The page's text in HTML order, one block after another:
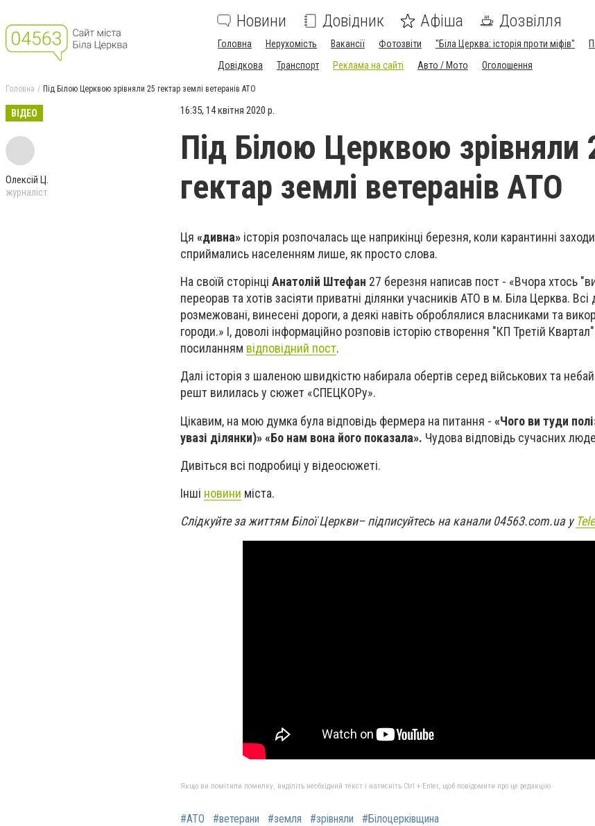
Новини Довідник Афіша Дозвілля
Головна Нерухомість Вакансії Фотозвіти "Біла Церква: історія проти міфів"
Довідкова
Транспорт Реклама на сайті Авто / Мото Оголошення
Головна Під Білою Церквою зрівняли 25 гектар землі ветеранів АТО
ВІДЕО
Олексій Ц.
журналіст
16:35, 14 квітня 2020 р.
Під Білою Церквою зрівняли
гектар землі ветеранів АТО
Ця «дивна» історія розпочалась ще наприкінці березня, коли карантинні
сприймались населенням лише, як просто слова.
На своїй сторінці Анатолій Штефан 27 березня написав пост - «Вчора хтось
переорав та хотів засіяти приватні ділянки учасників АТО в м. Біла Церква. Всі
розмежовані, винесені дороги, а деякі навіть оброблялися власниками та
городи.» І, доволі інформаційно розповів історію створення "КП Третій
посиланням відповідний пост.
Далі історія з шаленою швидкістю набирала обертів серед військових та
решт вилилась у сюжет «СПЕЦКОРу».
Цікавим, на мою думка була відповідь фермера на питання - «Чого ви туди
увазі ділянки)» «Бо нам вона його показала». Чудова відповідь сучасних
Дивіться всі подробиці у відеосюжеті.
Інші новини міста.
Слідкуйте за життям Білої Церкви– підписуйтесь на канали 04563.com.ua у
Якщо ви помітили помилку, виділіть необхідний текст і натисніть Ctrl + Enter, щоб повідомити про це редакцію
#АТО #ветерани #земля #зрівняли #Білоцерківщина